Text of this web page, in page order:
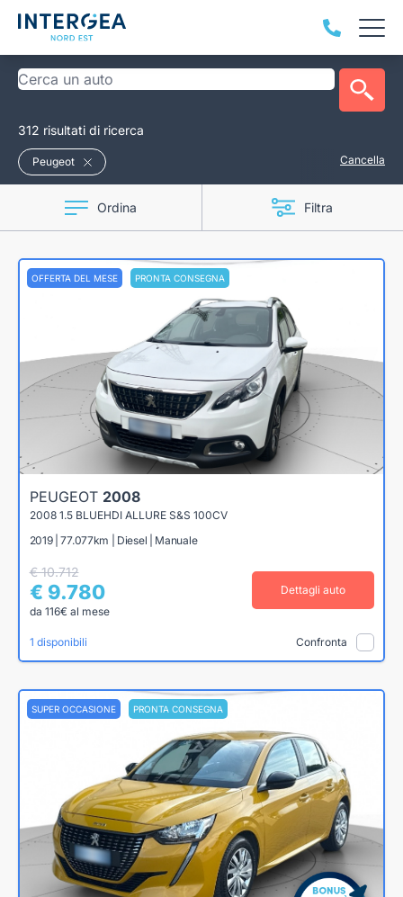
312 risultati di ricerca
Peugeot Cancella
Ordina Filtra
OFFERTA DEL MESE PRONTA CONSEGNA
PEUGEOT 2008
2008 1.5 BLUEHDI ALLURE S&S 100CV
2019 | 77.077km | Diesel | Manuale
€ 10.712
€ 9.780
da 116€ al mese
Dettagli auto
1 disponibili Confronta
SUPER OCCASIONE PRONTA CONSEGNA